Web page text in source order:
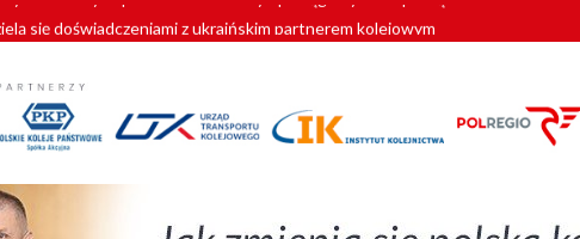
się doświadczeniami z ukraińskim partnerem kolejowym
Vectrony na 230 km/h
pociągi od PESA. Sześć nowoczesnych ELF-ów wyjedzie na tory w 2029 roku
180 nowych pracowników drużyn pociągowych od początku roku